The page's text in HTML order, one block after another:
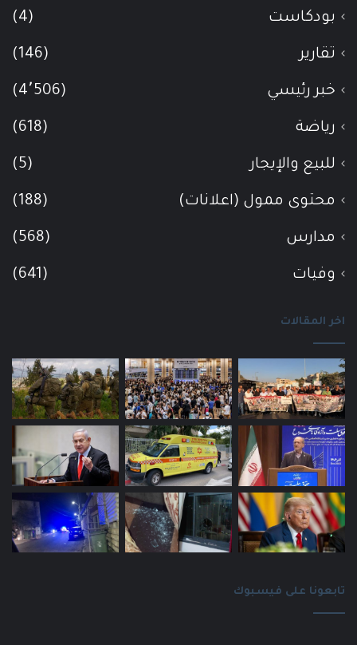
بودكاست (4)
تقارير (146)
خبر رئيسي (4٬506)
رياضة (618)
للبيع والإيجار (5)
محتوى ممول (اعلانات) (188)
مدارس (568)
وفيات (641)
اخر المقالات
تابعونا على فيسبوك